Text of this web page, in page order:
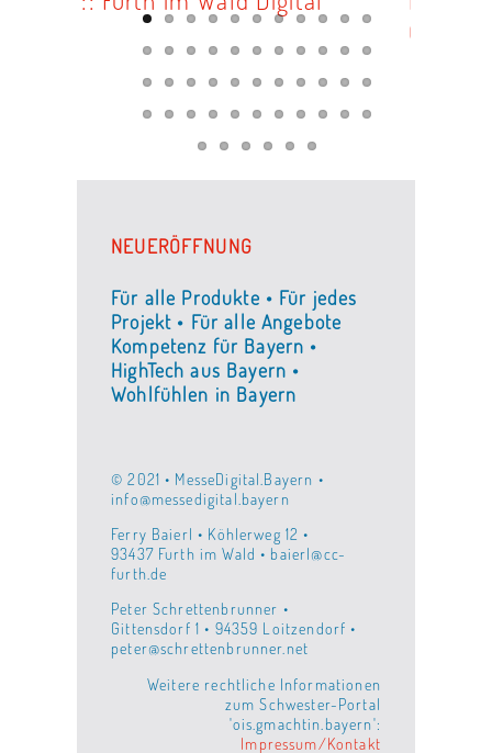
NEUERÖFFNUNG
Für alle Produkte • Für jedes
Projekt • Für alle Angebote
Kompetenz für Bayern •
HighTech aus Bayern •
Wohlfühlen in Bayern
© 2021 • MesseDigital.Bayern •
info@messedigital.bayern
Ferry Baierl • Köhlerweg 12 •
93437 Furth im Wald • baierl@cc-
furth.de
Peter Schrettenbrunner •
Gittensdorf 1 • 94359 Loitzendorf •
peter@schrettenbrunner.net
Weitere rechtliche Informationen
zum Schwester-Portal
'ois.gmachtin.bayern':
Impressum/Kontakt